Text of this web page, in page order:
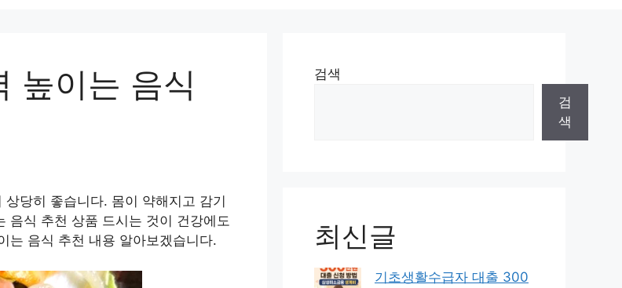
높이는 음식
당히 좋습니다. 몸이 약해지고 감기
음식 추천 상품 드시는 것이 건강에도
는 음식 추천 내용 알아보겠습니다.
검색
검
색
최신글
기초생활수급자 대출 300